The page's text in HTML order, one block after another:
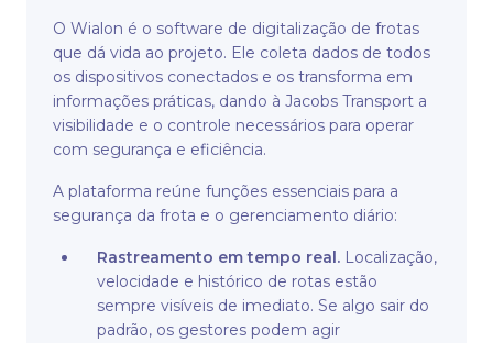
O Wialon é o software de digitalização de frotas
que dá vida ao projeto. Ele coleta dados de todos
os dispositivos conectados e os transforma em
informações práticas, dando à Jacobs Transport a
visibilidade e o controle necessários para operar
com segurança e eficiência.
A plataforma reúne funções essenciais para a
segurança da frota e o gerenciamento diário:
Rastreamento em tempo real. Localização,
velocidade e histórico de rotas estão
sempre visíveis de imediato. Se algo sair do
padrão, os gestores podem agir